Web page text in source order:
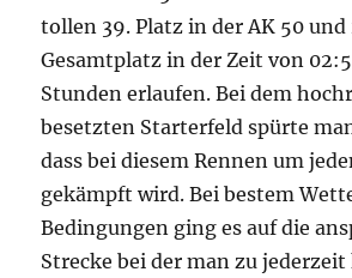
tollen 39. Platz in der AK 50 und
Gesamtplatz in der Zeit von
Stunden erlaufen. Bei dem
besetzten Starterfeld spürte
dass bei diesem Rennen um
gekämpft wird. Bei bestem
Bedingungen ging es auf die
Strecke bei der man zu